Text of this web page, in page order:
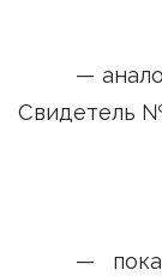
—
Свидетель
—